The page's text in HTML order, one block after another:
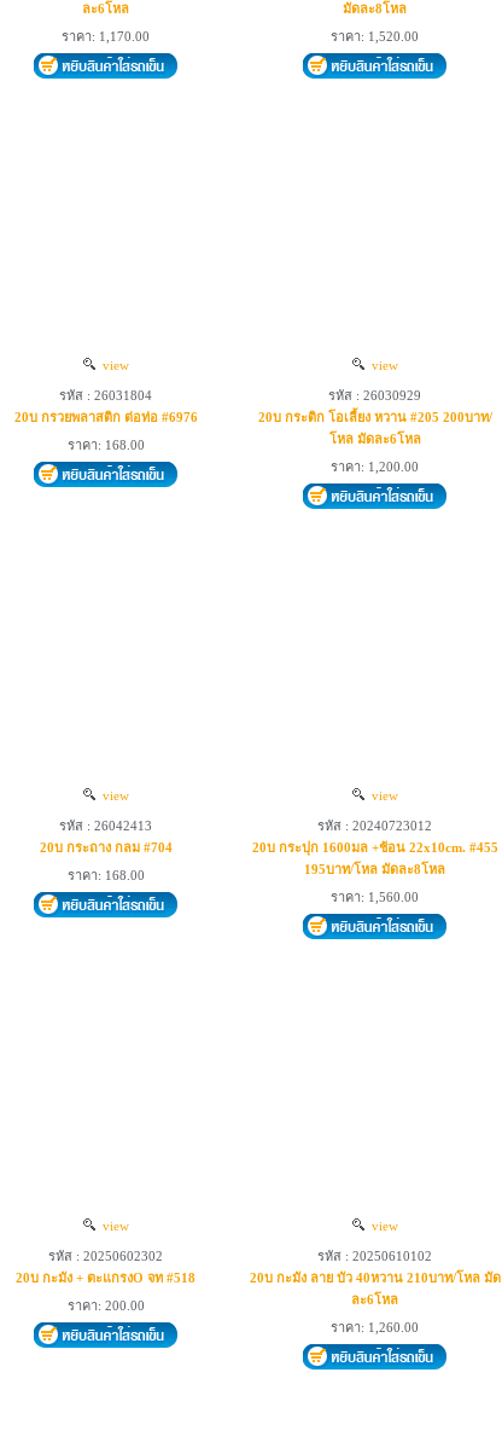
ละ6โหล
ราคา: 1,170.00
มัดละ8โหล
ราคา: 1,520.00
view
รหัส : 26031804
20บ กรวยพลาสติก ต่อท่อ #6976
ราคา: 168.00
view
รหัส : 26030929
20บ กระติก โอเลี้ยง หวาน #205 200บาท/
โหล มัดละ6โหล
ราคา: 1,200.00
view
รหัส : 26042413
20บ กระถาง กลม #704
ราคา: 168.00
view
รหัส : 20240723012
20บ กระปุก 1600มล +ช้อน 22x10cm. #455
195บาท/โหล มัดละ8โหล
ราคา: 1,560.00
view
รหัส : 20250602302
20บ กะมัง + ตะแกรงO จท #518
ราคา: 200.00
view
รหัส : 20250610102
20บ กะมัง ลาย บัว 40หวาน 210บาท/โหล มัด
ละ6โหล
ราคา: 1,260.00